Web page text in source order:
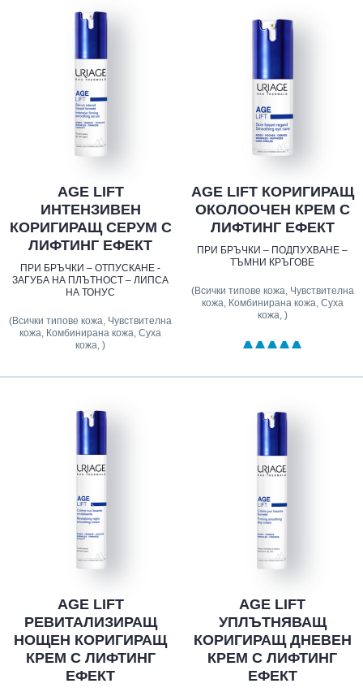
AGE LIFT
ИНТЕНЗИВЕН
КОРИГИРАЩ СЕРУМ С
ЛИФТИНГ ЕФЕКТ
ПРИ БРЪЧКИ – ОТПУСКАНЕ -
ЗАГУБА НА ПЛЪТНОСТ – ЛИПСА
НА ТОНУС
(Всички типове кожа, Чувствителна
кожа, Комбинирана кожа, Суха
кожа, )
AGE LIFT КОРИГИРАЩ
ОКОЛООЧЕН КРЕМ С
ЛИФТИНГ ЕФЕКТ
ПРИ БРЪЧКИ – ПОДПУХВАНЕ –
ТЪМНИ КРЪГОВЕ
(Всички типове кожа, Чувствителна
кожа, Комбинирана кожа, Суха
кожа, )
AGE LIFT
РЕВИТАЛИЗИРАЩ
НОЩЕН КОРИГИРАЩ
КРЕМ С ЛИФТИНГ
ЕФЕКТ
AGE LIFT
УПЛЪТНЯВАЩ
КОРИГИРАЩ ДНЕВЕН
КРЕМ С ЛИФТИНГ
ЕФЕКТ